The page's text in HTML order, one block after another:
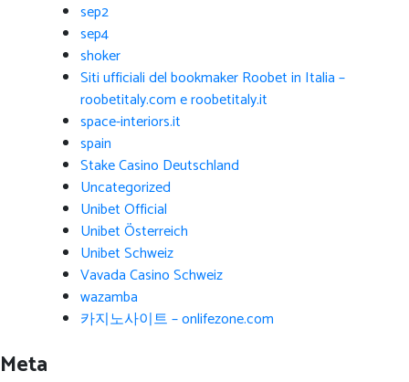
sep2
sep4
shoker
Siti ufficiali del bookmaker Roobet in Italia –
roobetitaly.com e roobetitaly.it
space-interiors.it
spain
Stake Casino Deutschland
Uncategorized
Unibet Official
Unibet Österreich
Unibet Schweiz
Vavada Casino Schweiz
wazamba
카지노사이트 – onlifezone.com
Meta